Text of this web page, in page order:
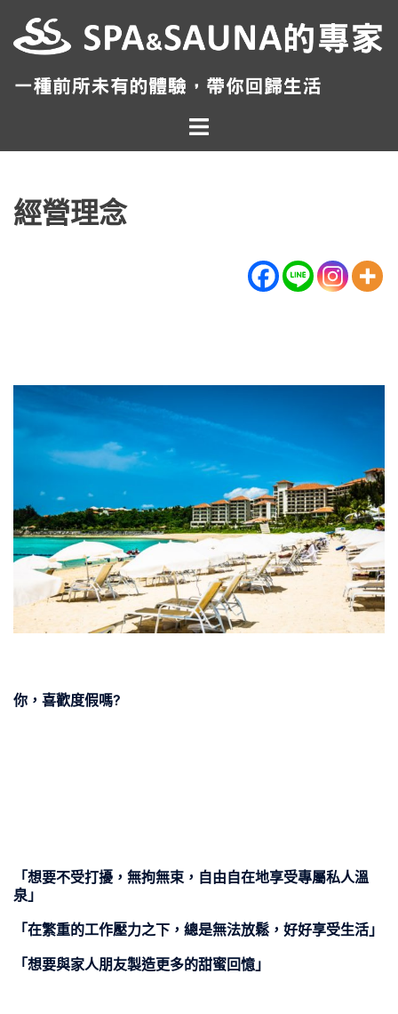
至
Toggle
menu
經營理念
你，喜歡度假嗎?
「想要不受打擾，無拘無束，自由自在地享受專屬私人溫
泉」
「在繁重的工作壓力之下，總是無法放鬆，好好享受生活」
「想要與家人朋友製造更多的甜蜜回憶」